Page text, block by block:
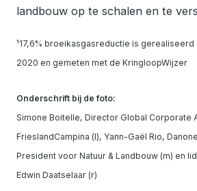
landbouw op te schalen en te
¹17,6% broeikasgasreductie is
2020 en gemeten met de KringloopWijzer
Onderschrift bij de foto:
Simone Boitelle, Director Global Corporate
FrieslandCampina (l), Yann-Gaël Rio,
President voor Natuur & Landbouw (m) en
Edwin Daatselaar (r)